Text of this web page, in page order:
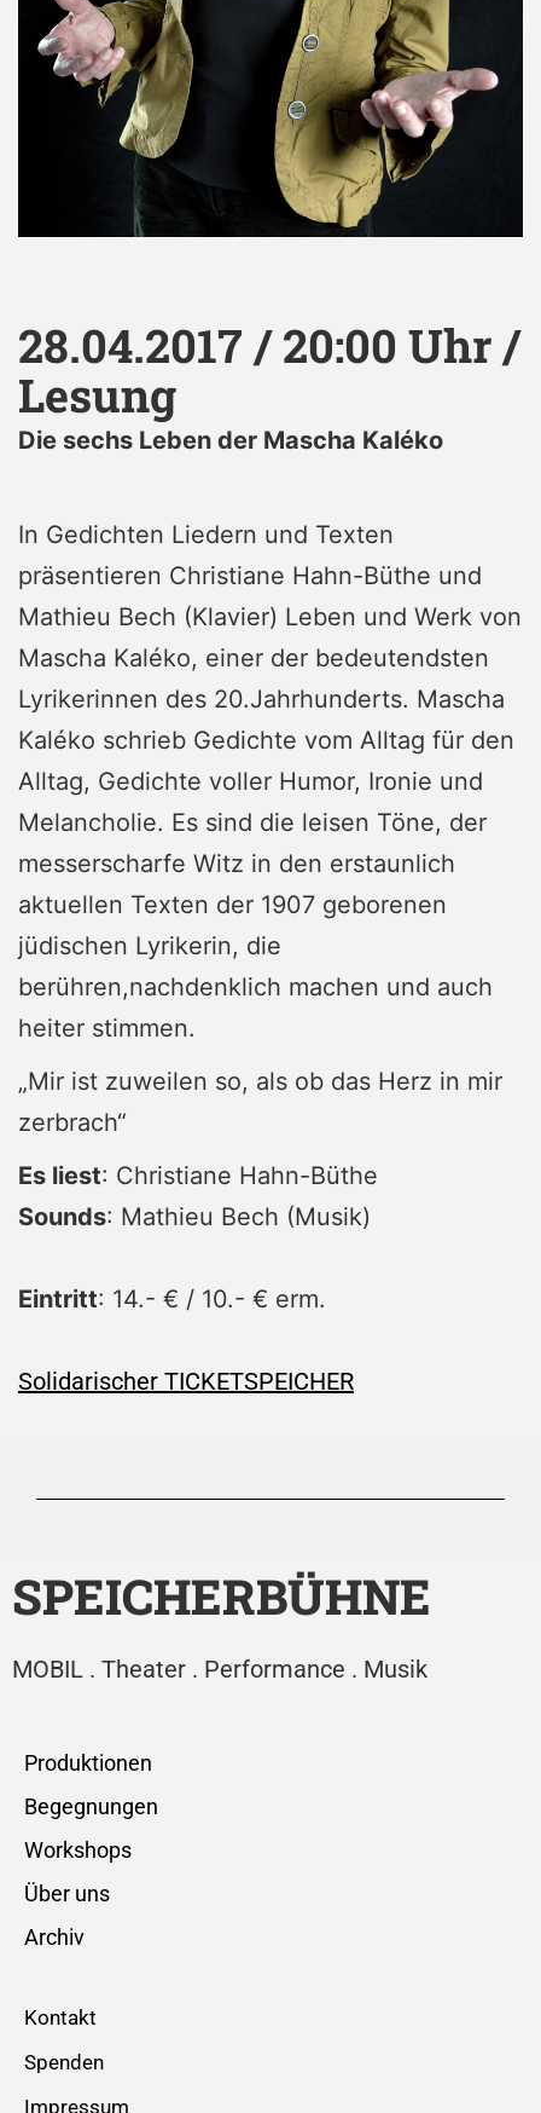
28.04.2017 / 20:00 Uhr /
Lesung
Die sechs Leben der Mascha Kaléko
In Gedichten Liedern und Texten
präsentieren Christiane Hahn-Büthe und
Mathieu Bech (Klavier) Leben und Werk von
Mascha Kaléko, einer der bedeutendsten
Lyrikerinnen des 20.Jahrhunderts. Mascha
Kaléko schrieb Gedichte vom Alltag für den
Alltag, Gedichte voller Humor, Ironie und
Melancholie. Es sind die leisen Töne, der
messerscharfe Witz in den erstaunlich
aktuellen Texten der 1907 geborenen
jüdischen Lyrikerin, die
berühren,nachdenklich machen und auch
heiter stimmen.
„Mir ist zuweilen so, als ob das Herz in mir
zerbrach“
Es liest: Christiane Hahn-Büthe
Sounds: Mathieu Bech (Musik)
Eintritt: 14.- € / 10.- € erm.
Solidarischer TICKETSPEICHER
SPEICHERBÜHNE
MOBIL . Theater . Performance . Musik
Produktionen
Begegnungen
Workshops
Über uns
Archiv
Kontakt
Spenden
Impressum